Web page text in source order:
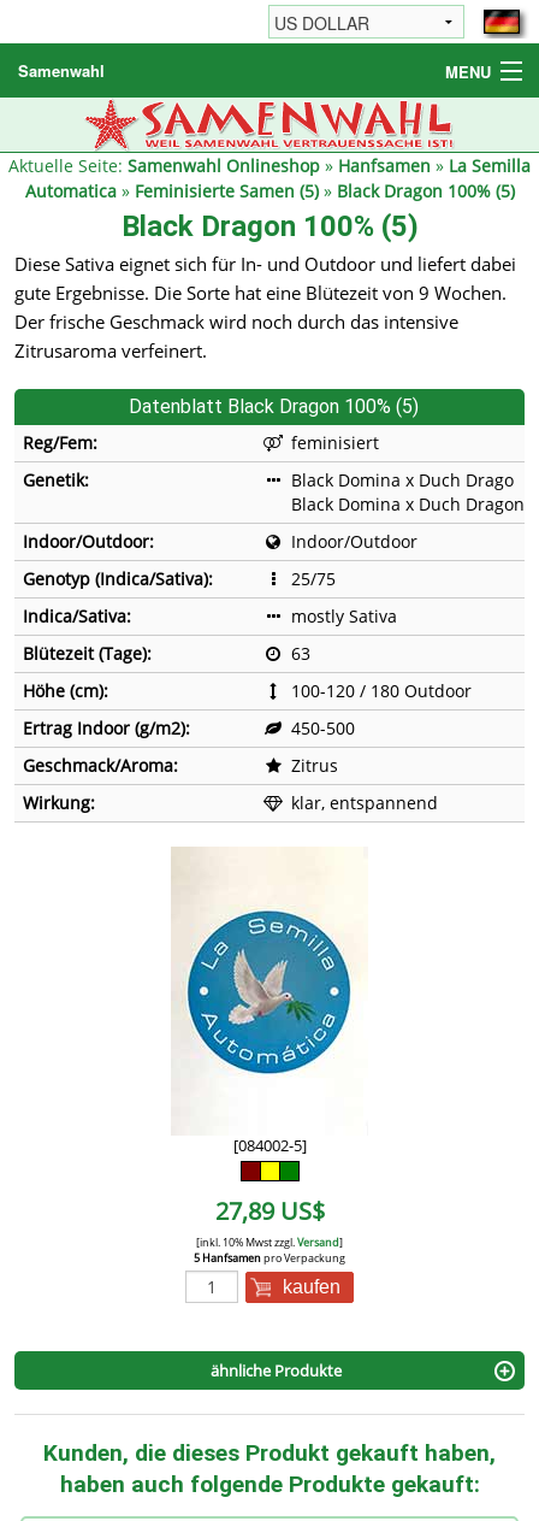
Samenwahl MENU
Hanfsamen
Weitere Produkte
Reseller
Aktuelle Seite: Samenwahl Onlineshop » Hanfsamen » La Semilla
Automatica» Feminisierte Samen (5)» Black Dragon 100% (5)
Black Dragon 100% (5)
Diese Sativa eignet sich für In- und Outdoor und liefert dabei
gute Ergebnisse. Die Sorte hat eine Blütezeit von 9 Wochen.
Der frische Geschmack wird noch durch das intensive
Zitrusaroma verfeinert.
Datenblatt Black Dragon 100% (5)
Reg/Fem:
feminisiert
Genetik:
Black Domina x Duch Drago
Black Domina x Duch Dragon
Indoor/Outdoor:
Indoor/Outdoor
Genotyp (Indica/Sativa):
25/75
Indica/Sativa:
mostly Sativa
Blütezeit (Tage):
63
Höhe (cm):
100-120 / 180 Outdoor
Ertrag Indoor (g/m2):
450-500
Geschmack/Aroma:
Zitrus
Wirkung:
klar, entspannend
[084002-5]
27,89 US$
[inkl. 10% Mwst zzgl.Versand]
5 Hanfsamenpro Verpackung
kaufen
ähnliche Produkte
Kunden, die dieses Produkt gekauft haben,
haben auch folgende Produkte gekauft: